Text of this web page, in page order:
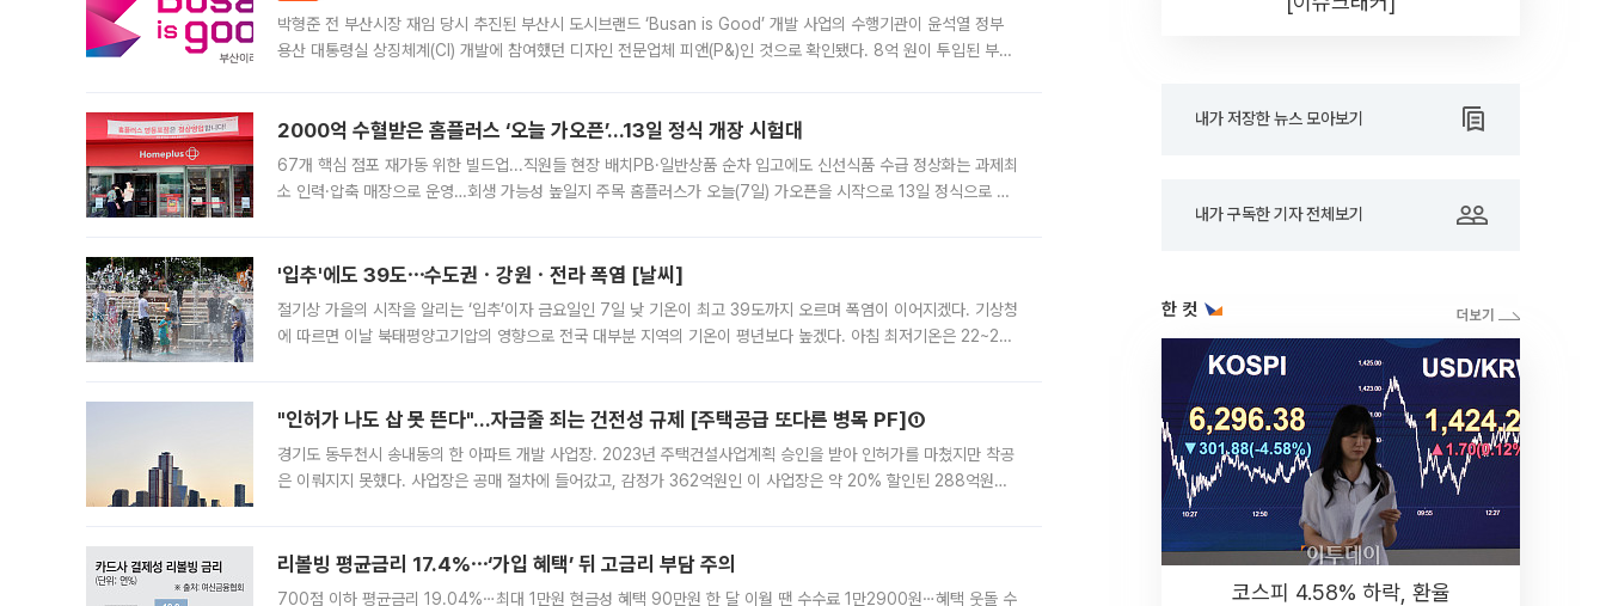
박형준 전 부산시장 재임 당시 추진된 부산시 도시브랜드 ‘Busan is Good’ 개발 사업의 수행기관이 윤석열 정부
용산 대통령실 상징체계(CI) 개발에 참여했던 디자인 전문업체 피앤(P&)인 것으로 확인됐다. 8억 원이 투입된 부산
2000억 수혈받은 홈플러스 ‘오늘 가오픈’...13일 정식 개장 시험대
67개 핵심 점포 재가동 위한 빌드업...직원들 현장 배치PB·일반상품 순차 입고에도 신선식품 수급 정상화는 과제최
소 인력·압축 매장으로 운영…회생 가능성 높일지 주목 홈플러스가 오늘(7일) 가오픈을 시작으로 13일 정식으로 재
'입추'에도 39도⋯수도권ㆍ강원ㆍ전라 폭염 [날씨]
절기상 가을의 시작을 알리는 ‘입추’이자 금요일인 7일 낮 기온이 최고 39도까지 오르며 폭염이 이어지겠다. 기상청
에 따르면 이날 북태평양고기압의 영향으로 전국 대부분 지역의 기온이 평년보다 높겠다. 아침 최저기온은 22~27
"인허가 나도 삽 못 뜬다"…자금줄 죄는 건전성 규제 [주택공급 또다른 병목 PF]①
경기도 동두천시 송내동의 한 아파트 개발 사업장. 2023년 주택건설사업계획 승인을 받아 인허가를 마쳤지만 착공
은 이뤄지지 못했다. 사업장은 공매 절차에 들어갔고, 감정가 362억원인 이 사업장은 약 20% 할인된 288억원에
리볼빙 평균금리 17.4%⋯‘가입 혜택’ 뒤 고금리 부담 주의
700점 이하 평균금리 19.04%⋯최대 1만원 현금성 혜택 90만원 한 달 이월 땐 수수료 1만2900원⋯혜택 웃돌 수
내가 저장한 뉴스 모아보기
내가 구독한 기자 전체보기
한 컷
코스피 4.58% 하락, 환율